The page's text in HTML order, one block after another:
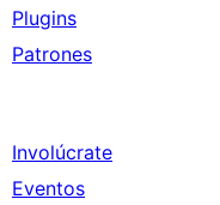
Plugins
Patrones
Involúcrate
Eventos